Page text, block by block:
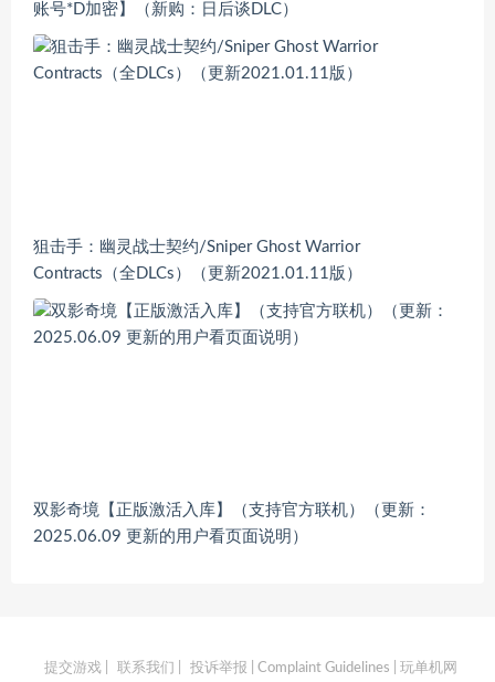
账号*D加密】（新购：日后谈DLC）
狙击手：幽灵战士契约/Sniper Ghost Warrior
Contracts（全DLCs）（更新2021.01.11版）
双影奇境【正版激活入库】（支持官方联机）（更新：
2025.06.09 更新的用户看页面说明）
提交游戏| 联系我们 投诉举报 | Complaint Guidelines | 玩单机网